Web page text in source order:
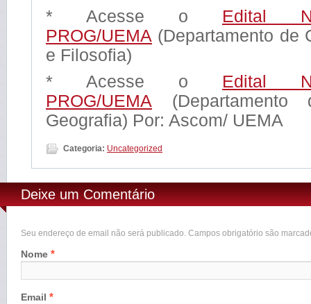
* Acesse o Edital
PROG/UEMA (Departamento de
e Filosofia)
* Acesse o Edital
PROG/UEMA
Geografia) Por: Ascom/ UEMA
Categoria: Uncategorized
Deixe um Comentário
Seu endereço de email não será publicado. Campos obrigatório são
Nome *
Email *